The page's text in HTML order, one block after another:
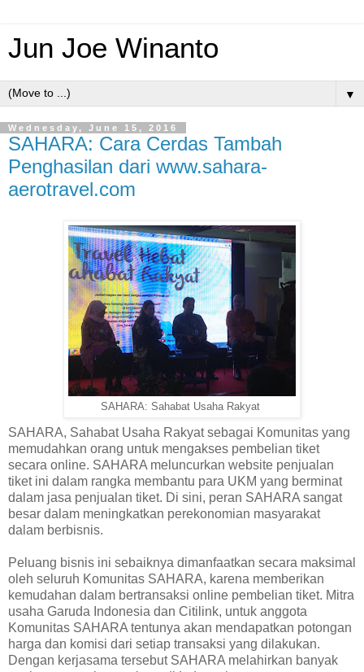
Jun Joe Winanto
▼
Wednesday, June 15, 2016
SAHARA: Cara Cerdas Tambah
Penghasilan dari www.sahara-
aerotravel.com
SAHARA: Sahabat Usaha Rakyat
SAHARA, Sahabat Usaha Rakyat sebagai Komunitas yang
memudahkan orang untuk mengakses pembelian tiket
secara online. SAHARA meluncurkan website penjualan
tiket ini dalam rangka membantu para UKM yang berminat
dalam jasa penjualan tiket. Di sini, peran SAHARA sangat
besar dalam meningkatkan perekonomian masyarakat
dalam berbisnis.
Peluang bisnis ini sebaiknya dimanfaatkan secara maksimal
oleh seluruh Komunitas SAHARA, karena memberikan
kemudahan dalam bertransaksi online pembelian tiket. Mitra
usaha Garuda Indonesia dan Citilink, untuk anggota
Komunitas SAHARA tentunya akan mendapatkan potongan
harga dan komisi dari setiap transaksi yang dilakukan.
Dengan kerjasama tersebut SAHARA melahirkan banyak